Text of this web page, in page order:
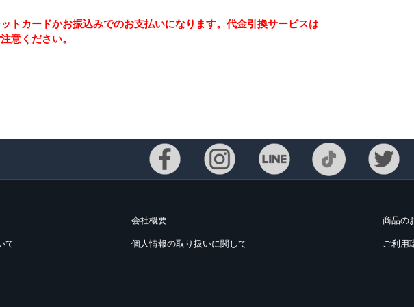
トカードかお振込みでのお支払いになります。代金引換サービスは
意ください。
会社概要 商品の
て 個人情報の取り扱いに関して ご利用